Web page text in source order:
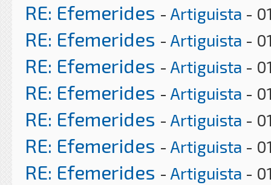
RE: Efemerides - Artiguista -
RE: Efemerides - Artiguista -
RE: Efemerides - Artiguista -
RE: Efemerides - Artiguista -
RE: Efemerides - Artiguista -
RE: Efemerides - Artiguista -
RE: Efemerides - Artiguista -